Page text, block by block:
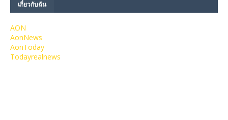
เกี่ยวกับฉัน
AON
AonNews
AonToday
Todayrealnews